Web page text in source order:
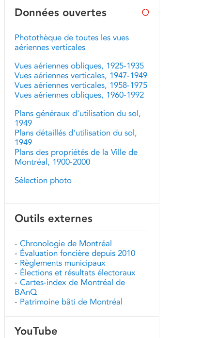
Données ouvertes
Photothèque de toutes les vues
aériennes verticales
Vues aériennes obliques, 1925-1935
Vues aériennes verticales, 1947-1949
Vues aériennes verticales, 1958-1975
Vues aériennes obliques, 1960-1992
Plans généraux d'utilisation du sol,
1949
Plans détaillés d'utilisation du sol,
1949
Plans des propriétés de la Ville de
Montréal, 1900-2000
Sélection photo
Outils externes
- Chronologie de Montréal
- Évaluation foncière depuis 2010
- Règlements municipaux
- Élections et résultats électoraux
- Cartes-index de Montréal de
BAnQ
- Patrimoine bâti de Montréal
YouTube